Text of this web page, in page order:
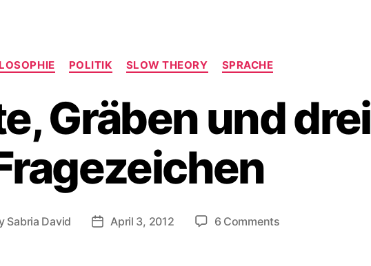
Categories
POLITIK SLOW THEORY SPRACHE
Gräben und drei
Sabria David
PostApril 3, 2012 6 Commentson